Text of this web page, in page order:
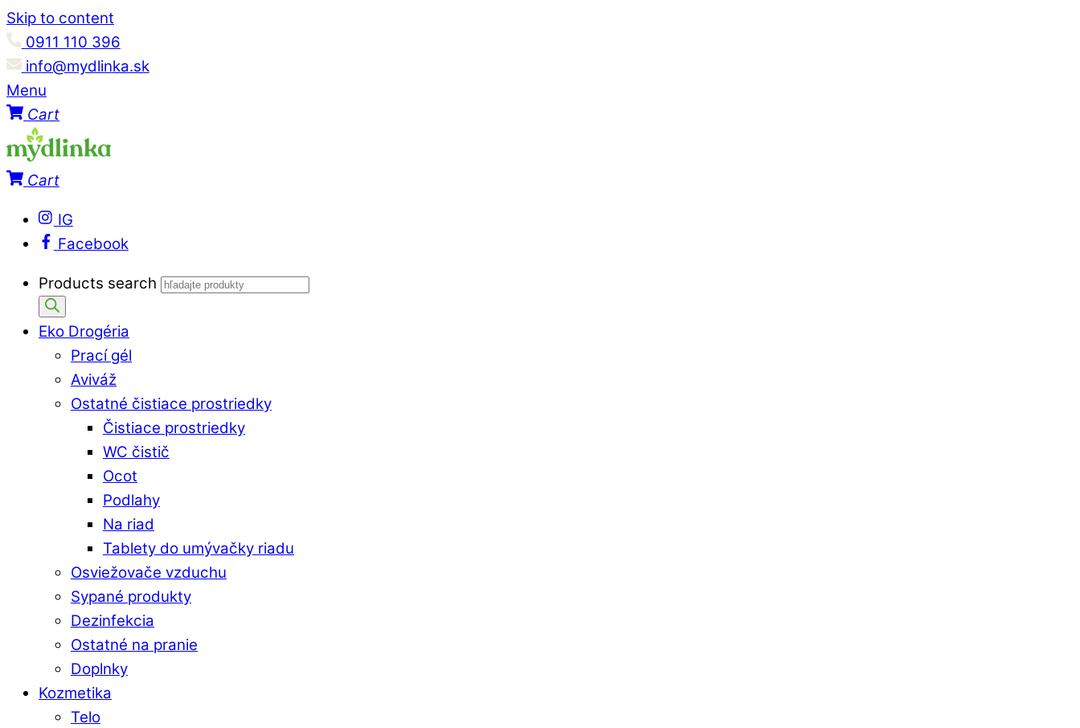
Skip to content
0911 110 396
info@mydlinka.sk
Menu
Cart
Cart
IG
Facebook
Products search
Eko Drogéria
Prací gél
Aviváž
Ostatné čistiace prostriedky
Čistiace prostriedky
WC čistič
Ocot
Podlahy
Na riad
Tablety do umývačky riadu
Osviežovače vzduchu
Sypané produkty
Dezinfekcia
Ostatné na pranie
Doplnky
Kozmetika
Telo